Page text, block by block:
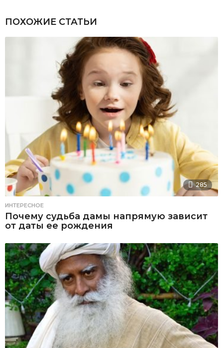
ПОХОЖИЕ СТАТЬИ
285
ИНТЕРЕСНОЕ
Почему судьба дамы напрямую зависит
от даты ее рождения